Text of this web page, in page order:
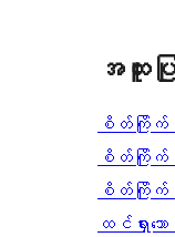
အ​ထူး​ပ
စိတ်ကြိုက်
စိတ်ကြိုက် ခ
စိတ်ကြိုက်
ထင်ရှားသေ